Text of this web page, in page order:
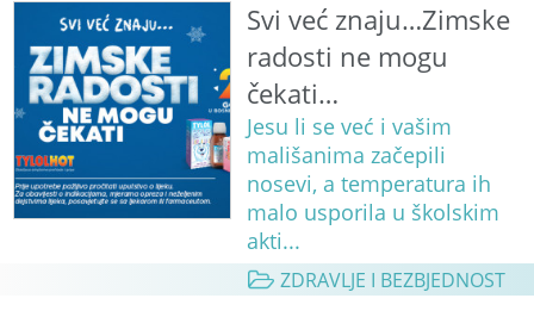
Svi već znaju…Zimske
radosti ne mogu
čekati…
Jesu li se već i vašim
mališanima začepili
nosevi, a temperatura ih
malo usporila u školskim
akti...
ZDRAVLJE I BEZBJEDNOST